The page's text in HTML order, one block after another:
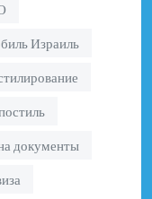
Израиль
документы